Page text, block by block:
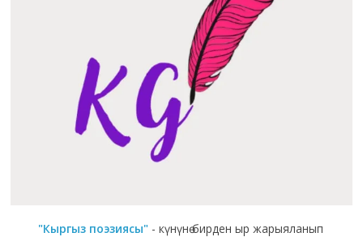
"Кыргыз поэзиясы" - күнүнө бирден ыр жарыяланып